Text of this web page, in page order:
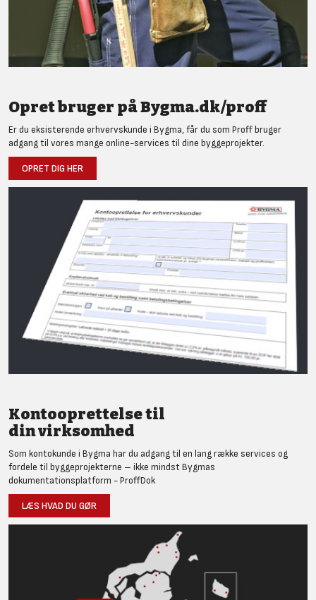
Opret bruger på Bygma.dk/proff
Er du eksisterende erhvervskunde i Bygma, får du som Proff bruger
adgang til vores mange online-services til dine byggeprojekter.
OPRET DIG HER
Kontooprettelse til
din virksomhed
Som kontokunde i Bygma har du adgang til en lang række services og
fordele til byggeprojekterne – ikke mindst Bygmas
dokumentationsplatform - ProffDok
LÆS HVAD DU GØR